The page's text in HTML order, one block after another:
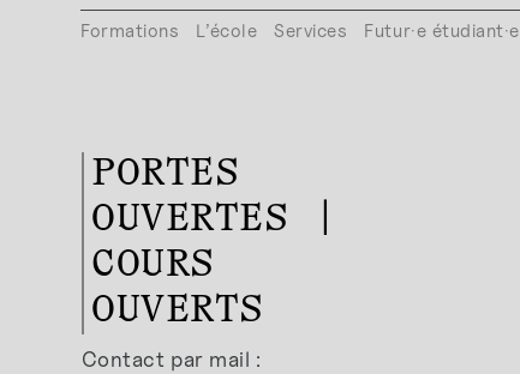
Formations L’école Services Futur·e étudiant·e
PORTES
OUVERTES |
COURS
OUVERTS
Contact par mail :